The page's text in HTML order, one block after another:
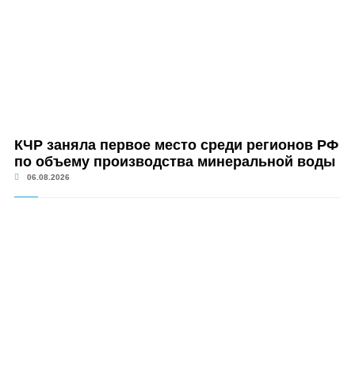
КЧР заняла первое место среди регионов РФ
по объему производства минеральной воды
06.08.2026